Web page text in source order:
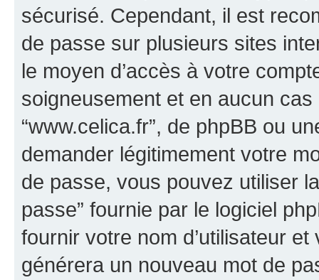
sécurisé. Cependant, il est
de passe sur plusieurs sites
le moyen d’accès à votre
soigneusement et en aucun
“www.celica.fr”, de phpBB ou
demander légitimement votre
de passe, vous pouvez utiliser
passe” fournie par le logiciel
fournir votre nom d’utilisateur
générera un nouveau mot de